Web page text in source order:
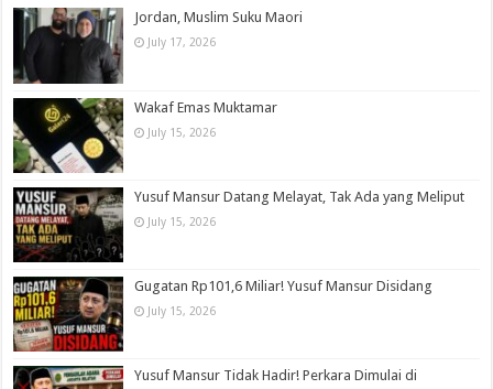
Jordan, Muslim Suku Maori
July 17, 2026
Wakaf Emas Muktamar
July 15, 2026
Yusuf Mansur Datang Melayat, Tak Ada yang Meliput
July 15, 2026
Gugatan Rp101,6 Miliar! Yusuf Mansur Disidang
July 15, 2026
Yusuf Mansur Tidak Hadir! Perkara Dimulai di